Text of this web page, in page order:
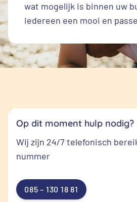
wat mogelijk is binnen uw
iedereen een mooi en
Op dit moment hulp nodig?
Wij zijn 24/7 telefonisch
nummer
085 – 130 18 81